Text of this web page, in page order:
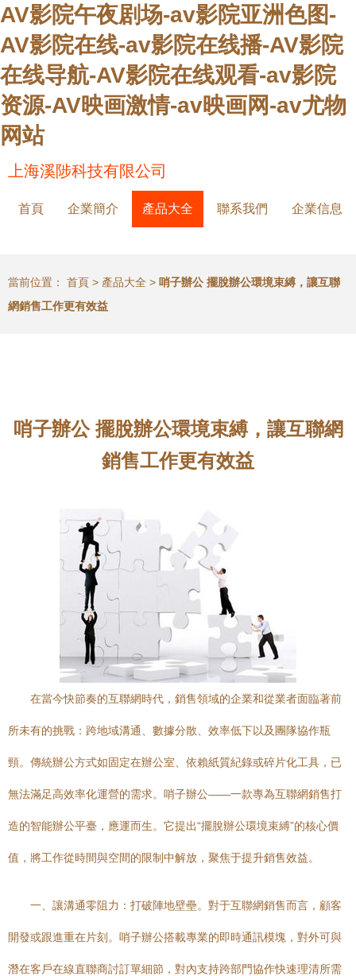
AV影院午夜剧场-av影院亚洲色图-
AV影院在线-av影院在线播-AV影院
在线导航-AV影院在线观看-av影院
资源-AV映画激情-av映画网-av尤物
网站
上海溪陟科技有限公司
首頁 企業簡介 產品大全 聯系我們 企業信息
當前位置： 首頁 > 產品大全 > 哨子辦公 擺脫辦公環境束縛，讓互聯
網銷售工作更有效益
哨子辦公 擺脫辦公環境束縛，讓互聯網
銷售工作更有效益
在當今快節奏的互聯網時代，銷售領域的企業和從業者面臨著前
所未有的挑戰：跨地域溝通、數據分散、效率低下以及團隊協作瓶
頸。傳統辦公方式如固定在辦公室、依賴紙質紀錄或碎片化工具，已
無法滿足高效率化運營的需求。哨子辦公——一款專為互聯網銷售打
造的智能辦公平臺，應運而生。它提出“擺脫辦公環境束縛”的核心價
值，將工作從時間與空間的限制中解放，聚焦于提升銷售效益。
一、讓溝通零阻力：打破陣地壁壘。對于互聯網銷售而言，顧客
開發或跟進重在片刻。哨子辦公搭載專業的即時通訊模塊，對外可與
潛在客戶在線直聯商討訂單細節，對內支持跨部門協作快速理清所需